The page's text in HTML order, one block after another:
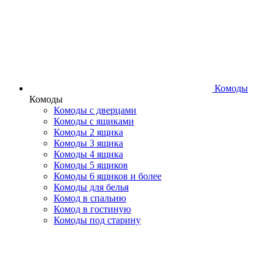
Комоды
Комоды
Комоды с дверцами
Комоды с ящиками
Комоды 2 ящика
Комоды 3 ящика
Комоды 4 ящика
Комоды 5 ящиков
Комоды 6 ящиков и более
Комоды для белья
Комод в спальню
Комод в гостиную
Комоды под старину